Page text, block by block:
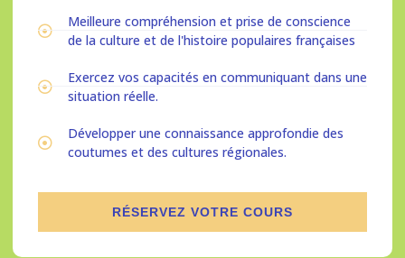
Meilleure compréhension et prise de conscience
de la culture et de l'histoire populaires françaises
Exercez vos capacités en communiquant dans une
situation réelle.
Développer une connaissance approfondie des
coutumes et des cultures régionales.
RÉSERVEZ VOTRE COURS